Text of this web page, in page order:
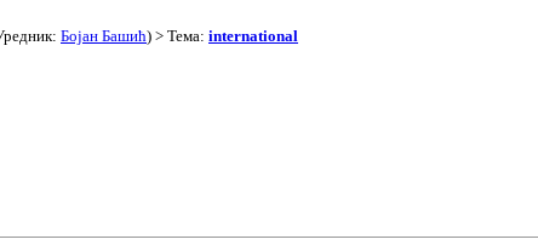
Бојан Башић) > Тема: international